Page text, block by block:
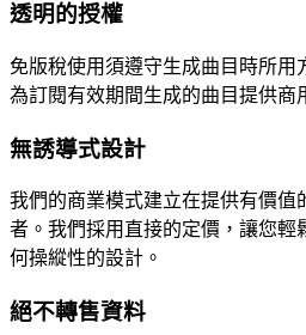
透明的授權
免版稅使用須遵守生成曲目時所用
為訂閱有效期間生成的曲目提供商
無誘導式設計
我們的商業模式建立在提供有價值
者。我們採用直接的定價，讓您輕
何操縱性的設計。
絕不轉售資料